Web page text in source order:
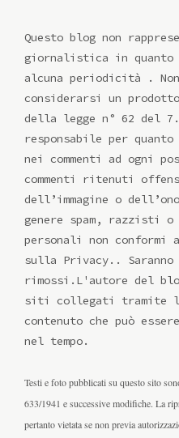
Questo blog non
giornalistica in quanto
alcuna periodicità .
considerarsi un
della legge n° 62 del
responsabile per
nei commenti ad ogni
commenti ritenuti
dell’immagine o
genere spam, razzisti o
personali non conformi
sulla Privacy.. Saranno
rimossi.L'autore del
siti collegati tramite
contenuto che può
nel tempo.
Testi e foto pubblicati su questo sito
633/1941 e successive modifiche. La
pertanto vietata se non previa